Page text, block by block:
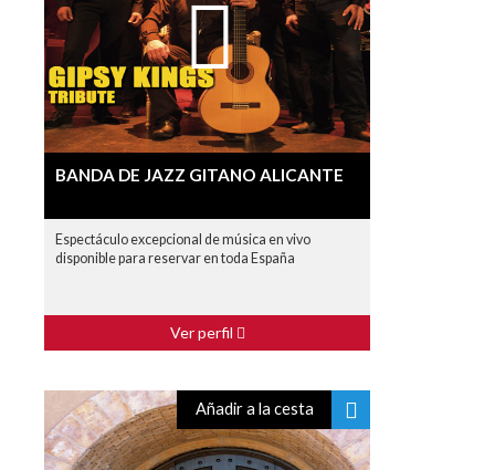
BANDA DE JAZZ GITANO ALICANTE
Espectáculo excepcional de música en vivo
disponible para reservar en toda España
Ver perfil
Añadir a la cesta